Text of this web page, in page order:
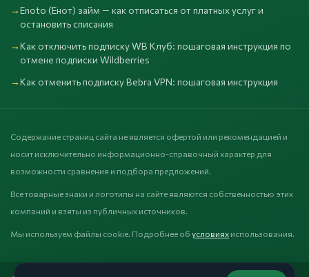
Enoto (Енот) займ — как отписаться от платных услуг и
остановить списания
Как отключить подписку WB Клуб: пошаговая инструкция по
отмене подписки Wildberries
Как отменить подписку Bebra VPN: пошаговая инструкция
Содержание страниц сайта не является офертой или рекомендацией и
носит исключительно информационно-справочный характер для
возможности сравнения и подбора предложений.
Все товарные знаки и логотипы на сайте являются собственностью этих
компаний и взяты из публичных источников.
Мы используем файлы cookie. Подробнее об условиях использования.